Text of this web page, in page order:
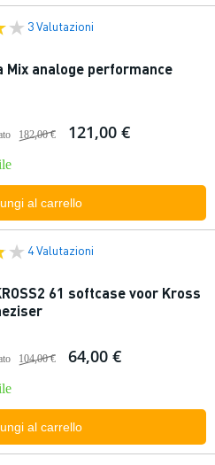
3 Valutazioni
Mix analoge performance
182,00 € 121,00 €
al carrello
4 Valutazioni
61 softcase voor Kross
104,00 € 64,00 €
al carrello